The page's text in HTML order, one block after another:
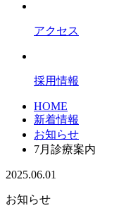
アクセス
採用情報
HOME
新着情報
お知らせ
7月診療案内
2025.06.01
お知らせ